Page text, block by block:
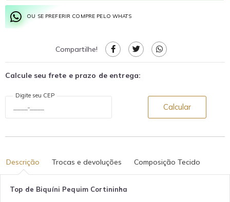
OU SE PREFERIR COMPRE PELO WHATS
Compartilhe!
Calcule seu frete e prazo de entrega:
Digite seu CEP
Calcular
Descrição Trocas e devoluções Composição Tecido
Top de Biquíni Pequim Cortininha